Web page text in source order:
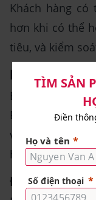
Khách hàng
hơn khi có thể
tiêu, và kiểm
Nhược điểm
Bên cạnh
với ngân
hàng, cụ thể như
Đối với ngân